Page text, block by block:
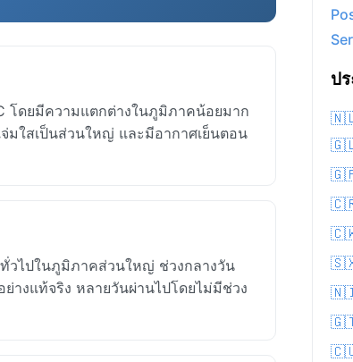
โดยมีความแตกต่างในภูมิภาคน้อยมาก
มใสเป็นส่วนใหญ่ และมีอากาศเย็นตอน
วไปในภูมิภาคส่วนใหญ่ ช่วงกลางวัน
างแท้จริง หลายวันผ่านไปโดยไม่มีช่วง
ป
🇳🇱
🇬🇵
🇨🇼
🇬🇹
🇨🇺